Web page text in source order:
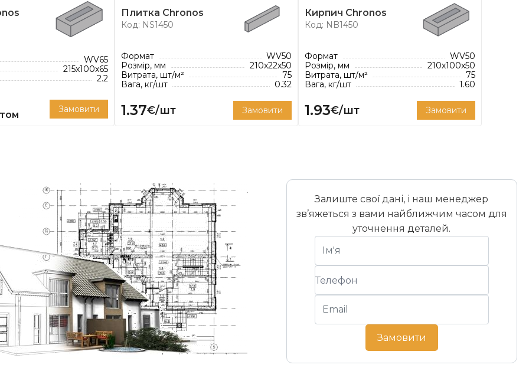
однією з
стилів:
налічує 100
WV65
215x100x65
2.2
Замовити
Плитка Chronos
Код: NS1450
Формат
WV50
Розмір, мм
210x22x50
Витрата, шт/м²
75
Вага, кг/шт
0.32
1.37€/шт Замовити
Кирпич Chronos
Код: NB1450
Формат
WV50
Розмір, мм
210x100x50
Витрата, шт/м²
75
Вага, кг/шт
1.60
1.93€/шт Замовити
Залиште свої дані, і наш менеджер
зв’яжеться з вами найближчим часом для
уточнення деталей.
Замовити